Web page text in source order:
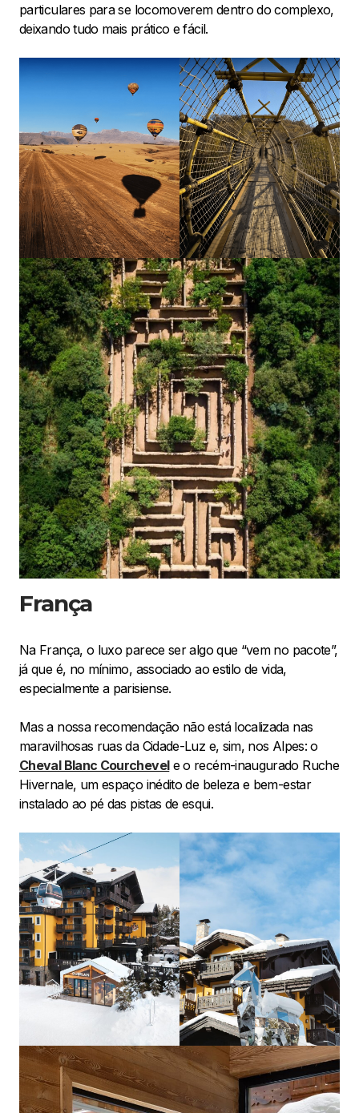
particulares para se locomoverem dentro do complexo,
deixando tudo mais prático e fácil.
França
Na França, o luxo parece ser algo que “vem no pacote”,
já que é, no mínimo, associado ao estilo de vida,
especialmente a parisiense.
Mas a nossa recomendação não está localizada nas
maravilhosas ruas da Cidade-Luz e, sim, nos Alpes: o
Cheval Blanc Courchevele o recém-inaugurado Ruche
Hivernale, um espaço inédito de beleza e bem-estar
instalado ao pé das pistas de esqui.